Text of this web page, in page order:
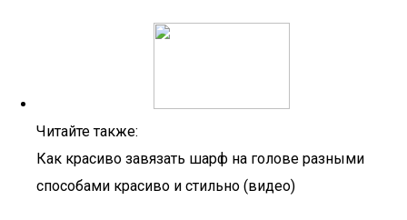
Читайте также:
Как красиво завязать шарф на голове разными
способами красиво и стильно (видео)